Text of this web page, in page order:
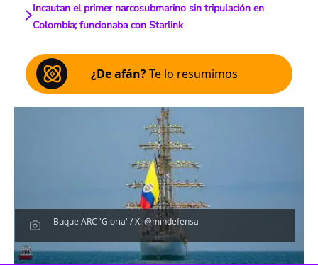
Incautan el primer narcosubmarino sin tripulación en
Colombia; funcionaba con Starlink
¿De afán?Te lo resumimos
Buque ARC 'Gloria' / X: @mindefensa
Escucha el artículo